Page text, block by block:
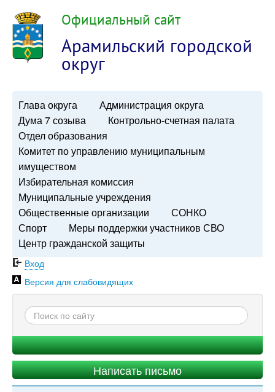
Официальный сайт
Арамильский городской
округ
Глава округа
Администрация округа
Дума 7 созыва
Контрольно-счетная палата
Отдел образования
Комитет по управлению муниципальным
имуществом
Избирательная комиссия
Муниципальные учреждения
Общественные организации
СОНКО
Спорт
Меры поддержки участников СВО
Центр гражданской защиты
Вход
Версия для слабовидящих
Написать письмо